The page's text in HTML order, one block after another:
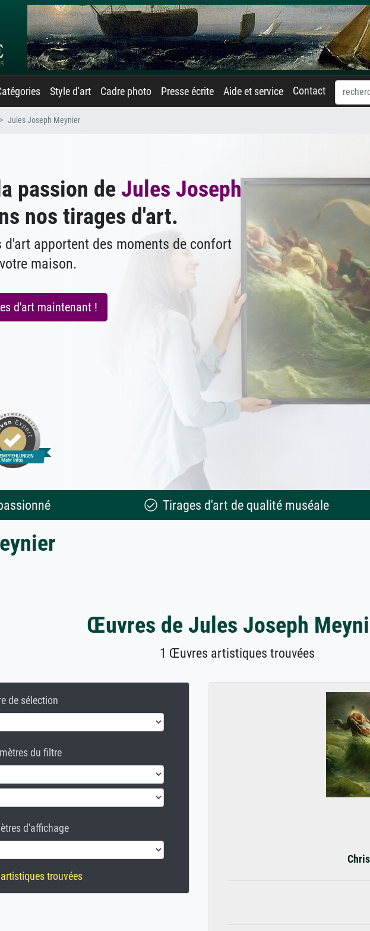
Style d'art Cadre photo Presse écrite Aide et service Contact
Jules Joseph Meynier
passion de Jules Joseph
nos tirages d'art.
d'art apportent des moments de confort
maison.
d'art maintenant !
Tirages d'art de qualité muséale
Œuvres de Jules Joseph
1 Œuvres artistiques trouvées
de sélection
du filtre
d'affichage
trouvées